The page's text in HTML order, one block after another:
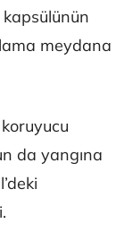
meydana
da yangına